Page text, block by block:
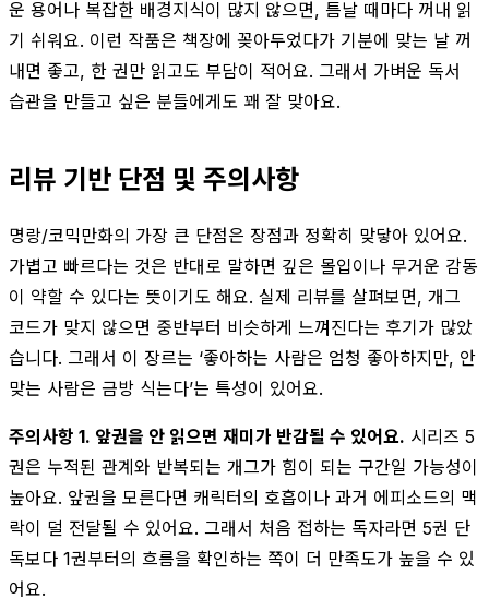
운 용어나 복잡한 배경지식이 많지 않으면, 틈날 때마다 꺼내 읽
기 쉬워요. 이런 작품은 책장에 꽂아두었다가 기분에 맞는 날 꺼
내면 좋고, 한 권만 읽고도 부담이 적어요. 그래서 가벼운 독서
습관을 만들고 싶은 분들에게도 꽤 잘 맞아요.
리뷰 기반 단점 및 주의사항
명랑/코믹만화의 가장 큰 단점은 장점과 정확히 맞닿아 있어요.
가볍고 빠르다는 것은 반대로 말하면 깊은 몰입이나 무거운 감동
이 약할 수 있다는 뜻이기도 해요. 실제 리뷰를 살펴보면, 개그
코드가 맞지 않으면 중반부터 비슷하게 느껴진다는 후기가 많았
습니다. 그래서 이 장르는 ‘좋아하는 사람은 엄청 좋아하지만, 안
맞는 사람은 금방 식는다’는 특성이 있어요.
주의사항 1. 앞권을 안 읽으면 재미가 반감될 수 있어요. 시리즈 5
권은 누적된 관계와 반복되는 개그가 힘이 되는 구간일 가능성이
높아요. 앞권을 모른다면 캐릭터의 호흡이나 과거 에피소드의 맥
락이 덜 전달될 수 있어요. 그래서 처음 접하는 독자라면 5권 단
독보다 1권부터의 흐름을 확인하는 쪽이 더 만족도가 높을 수 있
어요.